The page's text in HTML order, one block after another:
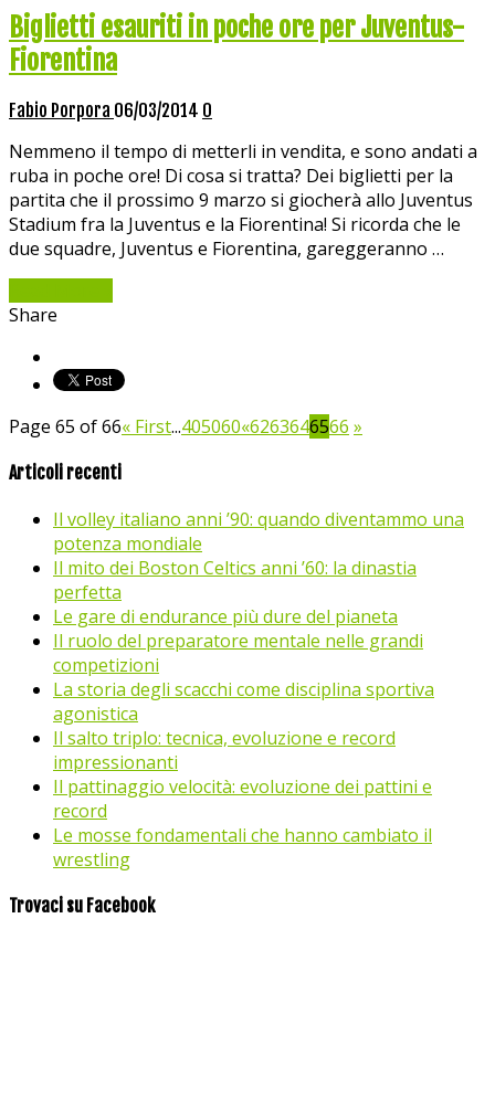
Biglietti esauriti in poche ore per Juventus-
Fiorentina
Fabio Porpora 06/03/2014 0
Nemmeno il tempo di metterli in vendita, e sono andati a
ruba in poche ore! Di cosa si tratta? Dei biglietti per la
partita che il prossimo 9 marzo si giocherà allo Juventus
Stadium fra la Juventus e la Fiorentina! Si ricorda che le
due squadre, Juventus e Fiorentina, gareggeranno …
Share
Page 65 of 66« First...405060«6263646566 »
Articoli recenti
Il volley italiano anni ’90: quando diventammo una
potenza mondiale
Il mito dei Boston Celtics anni ’60: la dinastia
perfetta
Le gare di endurance più dure del pianeta
Il ruolo del preparatore mentale nelle grandi
competizioni
La storia degli scacchi come disciplina sportiva
agonistica
Il salto triplo: tecnica, evoluzione e record
impressionanti
Il pattinaggio velocità: evoluzione dei pattini e
record
Le mosse fondamentali che hanno cambiato il
wrestling
Trovaci su Facebook